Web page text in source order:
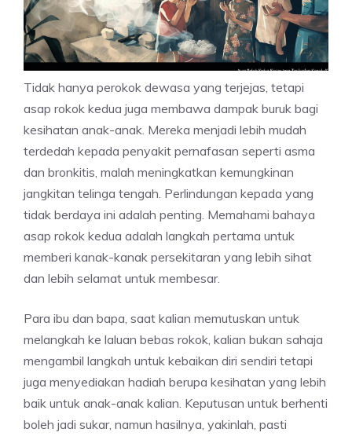
Tidak hanya perokok dewasa yang terjejas, tetapi
asap rokok kedua juga membawa dampak buruk bagi
kesihatan anak-anak. Mereka menjadi lebih mudah
terdedah kepada penyakit pernafasan seperti asma
dan bronkitis, malah meningkatkan kemungkinan
jangkitan telinga tengah. Perlindungan kepada yang
tidak berdaya ini adalah penting. Memahami bahaya
asap rokok kedua adalah langkah pertama untuk
memberi kanak-kanak persekitaran yang lebih sihat
dan lebih selamat untuk membesar.
Para ibu dan bapa, saat kalian memutuskan untuk
melangkah ke laluan bebas rokok, kalian bukan sahaja
mengambil langkah untuk kebaikan diri sendiri tetapi
juga menyediakan hadiah berupa kesihatan yang lebih
baik untuk anak-anak kalian. Keputusan untuk berhenti
boleh jadi sukar, namun hasilnya, yakinlah, pasti